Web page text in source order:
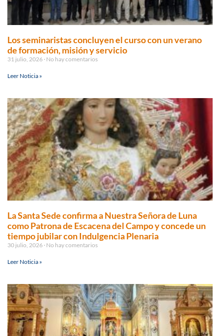
Los seminaristas concluyen el curso con un verano
de formación, misión y servicio
31 julio, 2026 No hay comentarios
Leer Noticia »
La Santa Sede confirma a Nuestra Señora de Luna
como Patrona de Escacena del Campo y concede un
tiempo jubilar con Indulgencia Plenaria
30 julio, 2026 No hay comentarios
Leer Noticia »